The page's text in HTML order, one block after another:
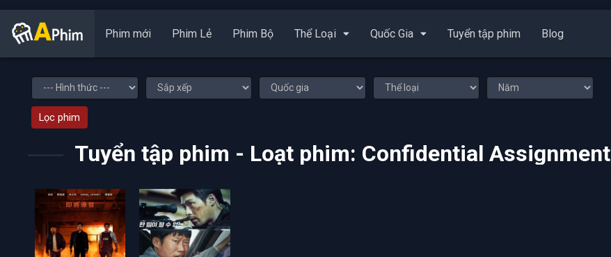
Phim mới Phim Lẻ Phim Bộ Thể Loại Quốc Gia Tuyển tập phim Blog
Lọc phim
Tuyển tập phim - Loạt phim: Confidential Assignment